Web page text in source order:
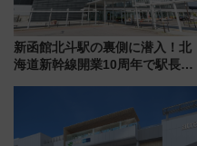
新函館北斗駅の裏側に潜入！北
海道新幹線開業10周年で駅長
ト 参加方法や体験内容を紹介